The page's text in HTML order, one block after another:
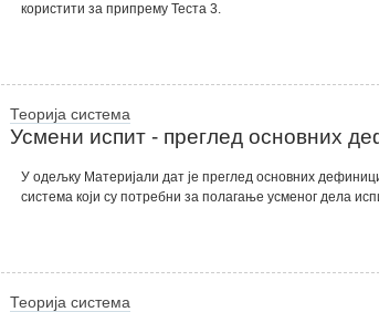
користити за припрему Теста 3.
Теорија система
Усмени испит - преглед основних
У одељку Материјали дат је преглед основних
система који су потребни за полагање усменог дела
Теорија система